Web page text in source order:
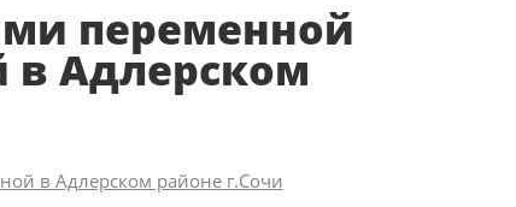
переменной
в Адлерском
в Адлерском районе г.Сочи